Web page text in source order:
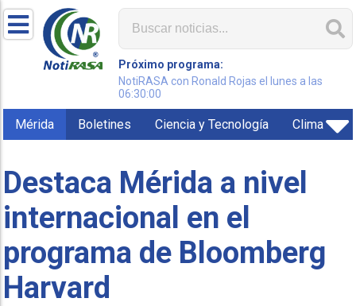
Próximo programa:
NotiRASA con Ronald Rojas el lunes a las
06:30:00
Mérida Boletines Ciencia y Tecnología Clima
Destaca Mérida a nivel
internacional en el
programa de Bloomberg
Harvard